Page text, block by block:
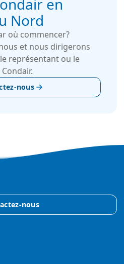
en
Nord
où commencer?
et nous dirigerons
représentant ou le
nous
nous